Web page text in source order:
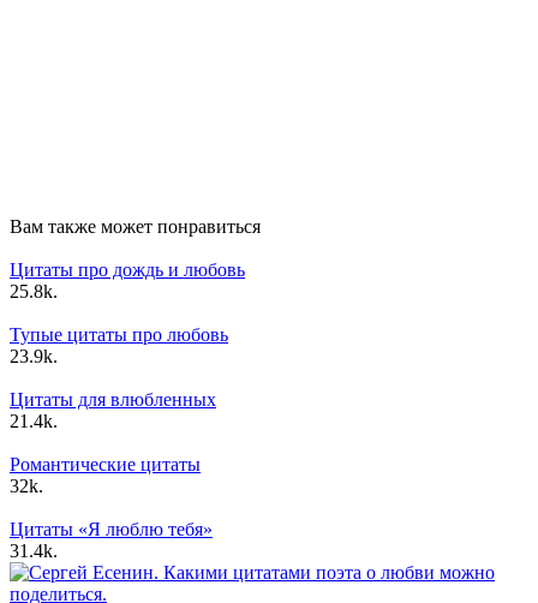
Вам также может понравиться
Цитаты про дождь и любовь
25.8k.
Тупые цитаты про любовь
23.9k.
Цитаты для влюбленных
21.4k.
Романтические цитаты
32k.
Цитаты «Я люблю тебя»
31.4k.